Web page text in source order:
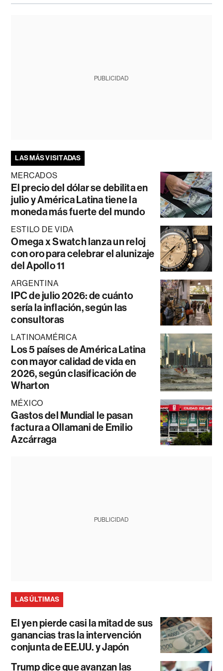
PUBLICIDAD
LAS MÁS VISITADAS
MERCADOS
El precio del dólar se debilita en
julio y América Latina tiene la
moneda más fuerte del mundo
ESTILO DE VIDA
Omega x Swatch lanza un reloj
con oro para celebrar el alunizaje
del Apollo 11
ARGENTINA
IPC de julio 2026: de cuánto
sería la inflación, según las
consultoras
LATINOAMÉRICA
Los 5 países de América Latina
con mayor calidad de vida en
2026, según clasificación de
Wharton
MÉXICO
Gastos del Mundial le pasan
factura a Ollamani de Emilio
Azcárraga
PUBLICIDAD
LAS ÚLTIMAS
El yen pierde casi la mitad de sus
ganancias tras la intervención
conjunta de EE.UU. y Japón
Trump dice que avanzan las